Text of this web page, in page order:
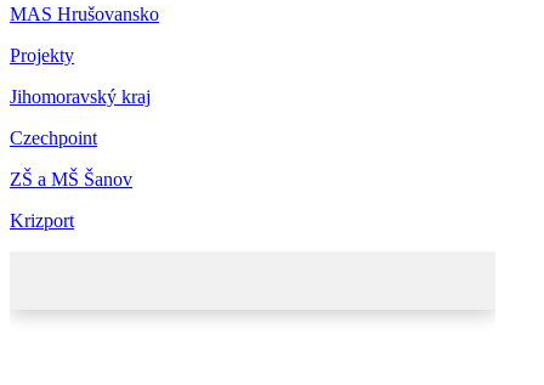
MAS Hrušovansko
Projekty
Jihomoravský kraj
Czechpoint
ZŠ a MŠ Šanov
Krizport